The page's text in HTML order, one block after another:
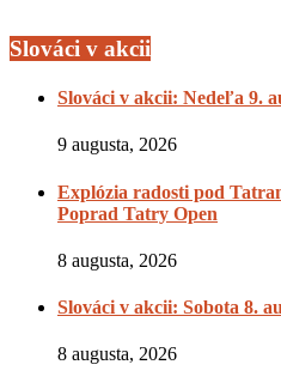
Slováci v akcii
Slováci v akcii: Nedeľa 9.
9 augusta, 2026
Explózia radosti pod
Poprad Tatry Open
8 augusta, 2026
Slováci v akcii: Sobota 8.
8 augusta, 2026